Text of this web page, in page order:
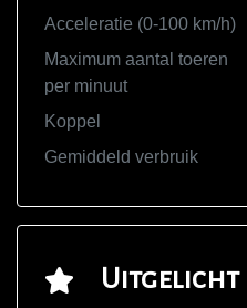
Acceleratie (0-100 km/h)
Maximum aantal toeren
per minuut
Koppel
Gemiddeld verbruik
Uitgelicht